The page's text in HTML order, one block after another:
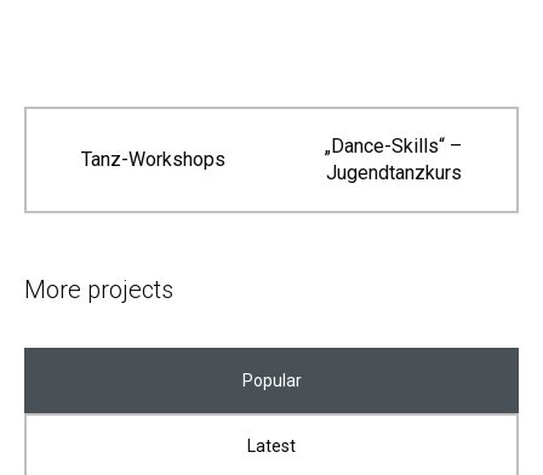
Tanz-Workshops
„Dance-Skills“ –
Jugendtanzkurs
More projects
Popular
Latest